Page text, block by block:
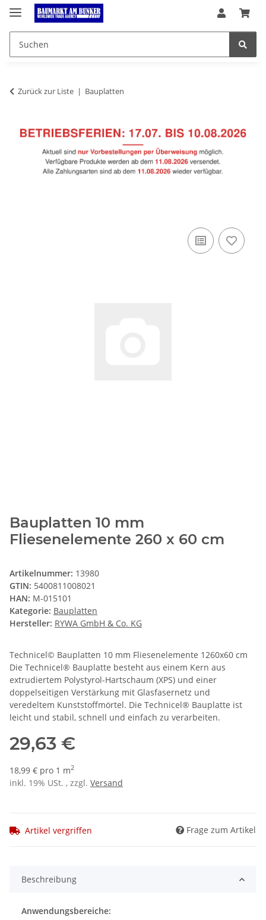
Zurück zur Liste Bauplatten
Bauplatten 10 mm
Fliesenelemente 260 x 60 cm
Artikelnummer: 13980
GTIN: 5400811008021
HAN: M-015101
Kategorie: Bauplatten
Hersteller: RYWA GmbH & Co. KG
Technicel© Bauplatten 10 mm Fliesenelemente 1260x60 cm
Die Technicel® Bauplatte besteht aus einem Kern aus
extrudiertem Polystyrol-Hartschaum (XPS) und einer
doppelseitigen Verstärkung mit Glasfasernetz und
veredeltem Kunststoffmörtel. Die Technicel® Bauplatte ist
leicht und stabil, schnell und einfach zu verarbeiten.
29,63 €
18,99 € pro 1 m2
inkl. 19% USt. , zzgl. Versand
Artikel vergriffen Frage zum Artikel
Beschreibung
Anwendungsbereiche: